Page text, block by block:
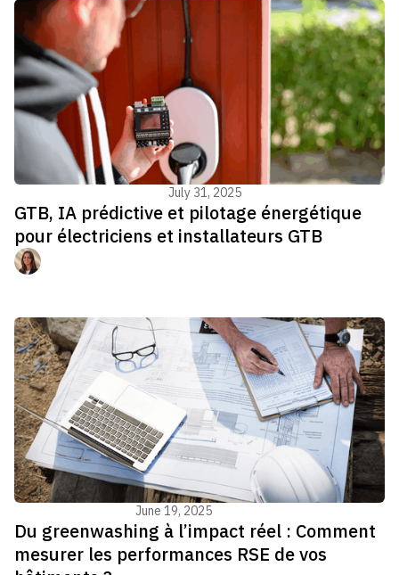
July 31, 2025
GTB, IA prédictive et pilotage énergétique
pour électriciens et installateurs GTB
June 19, 2025
Du greenwashing à l’impact réel : Comment
mesurer les performances RSE de vos